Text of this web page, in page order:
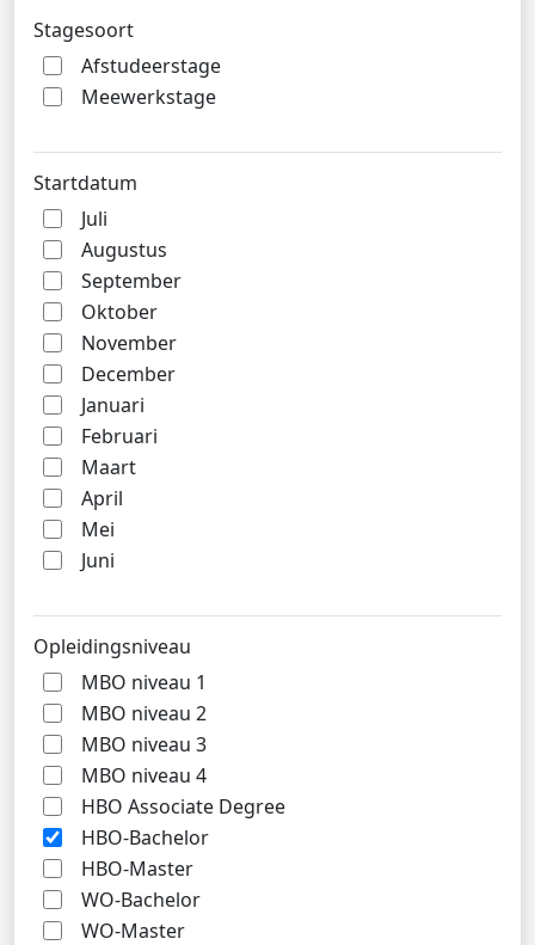
Stagesoort
Afstudeerstage
Meewerkstage
Startdatum
Juli
Augustus
September
Oktober
November
December
Januari
Februari
Maart
April
Mei
Juni
Opleidingsniveau
MBO niveau 1
MBO niveau 2
MBO niveau 3
MBO niveau 4
HBO Associate Degree
HBO-Bachelor
HBO-Master
WO-Bachelor
WO-Master